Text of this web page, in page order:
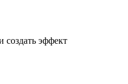
создать эффект